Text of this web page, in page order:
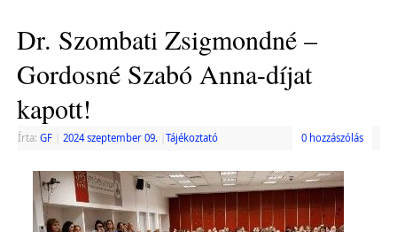
Dr. Szombati Zsigmondné –
Gordosné Szabó Anna-díjat
kapott!
Írta: GF 2024 szeptember 09. Tájékoztató 0 hozzászólás